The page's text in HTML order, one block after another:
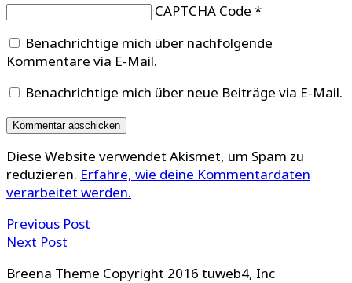
CAPTCHA Code *
Benachrichtige mich über nachfolgende
Kommentare via E-Mail.
Benachrichtige mich über neue Beiträge via E-Mail.
Diese Website verwendet Akismet, um Spam zu
reduzieren. Erfahre, wie deine Kommentardaten
verarbeitet werden.
Previous Post
Next Post
Breena Theme Copyright 2016 tuweb4, Inc